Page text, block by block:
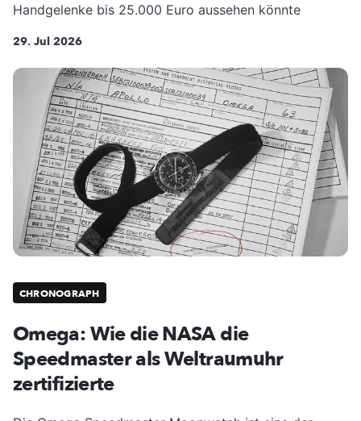
Handgelenke bis 25.000 Euro aussehen könnte
29. Jul 2026
CHRONOGRAPH
Omega: Wie die NASA die
Speedmaster als Weltraumuhr
zertifizierte